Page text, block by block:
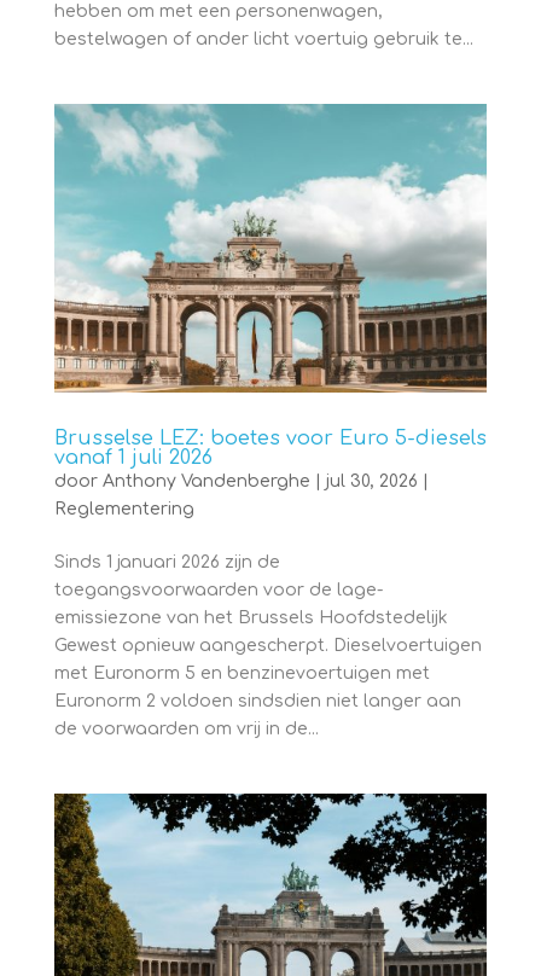
hebben om met een personenwagen,
bestelwagen of ander licht voertuig gebruik te...
Brusselse LEZ: boetes voor Euro 5-diesels
vanaf 1 juli 2026
door Anthony Vandenberghe jul 30, 2026
Reglementering
Sinds 1 januari 2026 zijn de
toegangsvoorwaarden voor de lage-
emissiezone van het Brussels Hoofdstedelijk
Gewest opnieuw aangescherpt. Dieselvoertuigen
met Euronorm 5 en benzinevoertuigen met
Euronorm 2 voldoen sindsdien niet langer aan
de voorwaarden om vrij in de...